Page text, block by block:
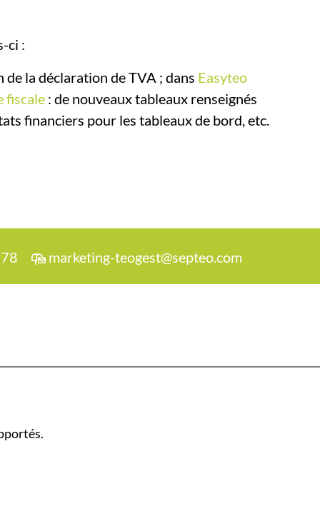
ci :
la déclaration de TVA ; dans Easyteo
fiscale : de nouveaux tableaux renseignés
financiers pour les tableaux de bord, etc.
marketing-teogest@septeo.com